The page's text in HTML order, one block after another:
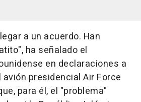
a un acuerdo. Han
ha señalado el
en declaraciones a
presidencial Air Force
para él, el "problema"